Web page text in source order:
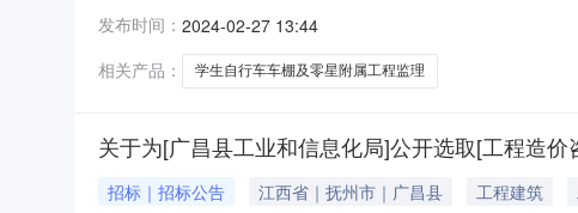
星附属工程监理洽谈时间：3（个工作日）签订合同
有限公司,中晟汇创建设发展有限
发布时间： 2024-02-27 13:44
相关产品：
学生自行车车棚及零星附属工程监理
关于为[广昌县工业和信息化局]公开选取[工程造价
招标｜招标公告 江西省｜抚州市｜广昌县 工程建筑